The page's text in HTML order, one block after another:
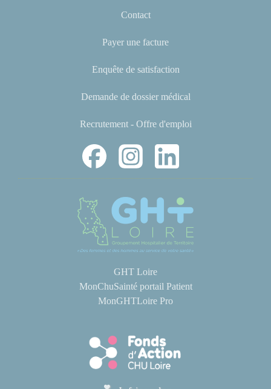
Contact
Payer une facture
Enquête de satisfaction
Demande de dossier médical
Recrutement - Offre d'emploi
GHT Loire
MonChuSainté portail Patient
MonGHTLoire Pro